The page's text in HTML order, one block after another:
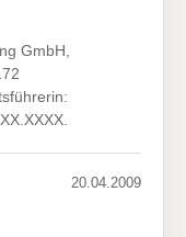
GmbH,
20.04.2009